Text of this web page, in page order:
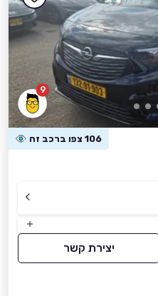
9
106 צפו ברכב זה
יצירת קשר